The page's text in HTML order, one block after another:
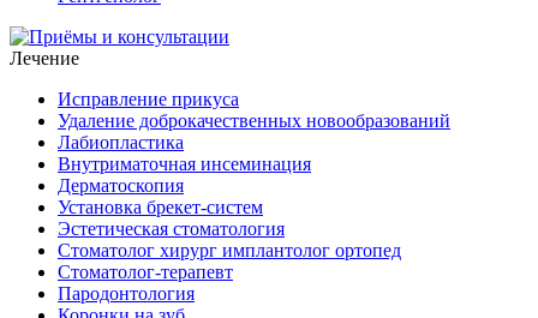
Лечение
Исправление прикуса
Удаление доброкачественных новообразований
Лабиопластика
Внутриматочная инсеминация
Дерматоскопия
Установка брекет-систем
Эстетическая стоматология
Стоматолог хирург имплантолог ортопед
Стоматолог-терапевт
Пародонтология